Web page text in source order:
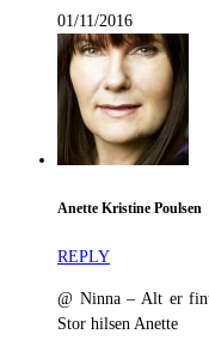
01/11/2016
Anette Kristine Poulsen
REPLY
@ Ninna – Alt er
Stor hilsen Anette